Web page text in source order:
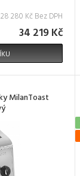
28 280 Kč Bez DPH
34 219 Kč
MilanToast